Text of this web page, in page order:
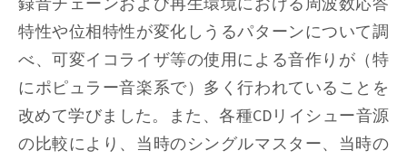
特性や位相特性が変化しうるパターンについて調
べ、可変イコライザ等の使用による音作りが（特
にポピュラー音楽系で）多く行われていることを
改めて学びました。また、各種CDリイシュー音源
の比較により、当時のシングルマスター、当時の